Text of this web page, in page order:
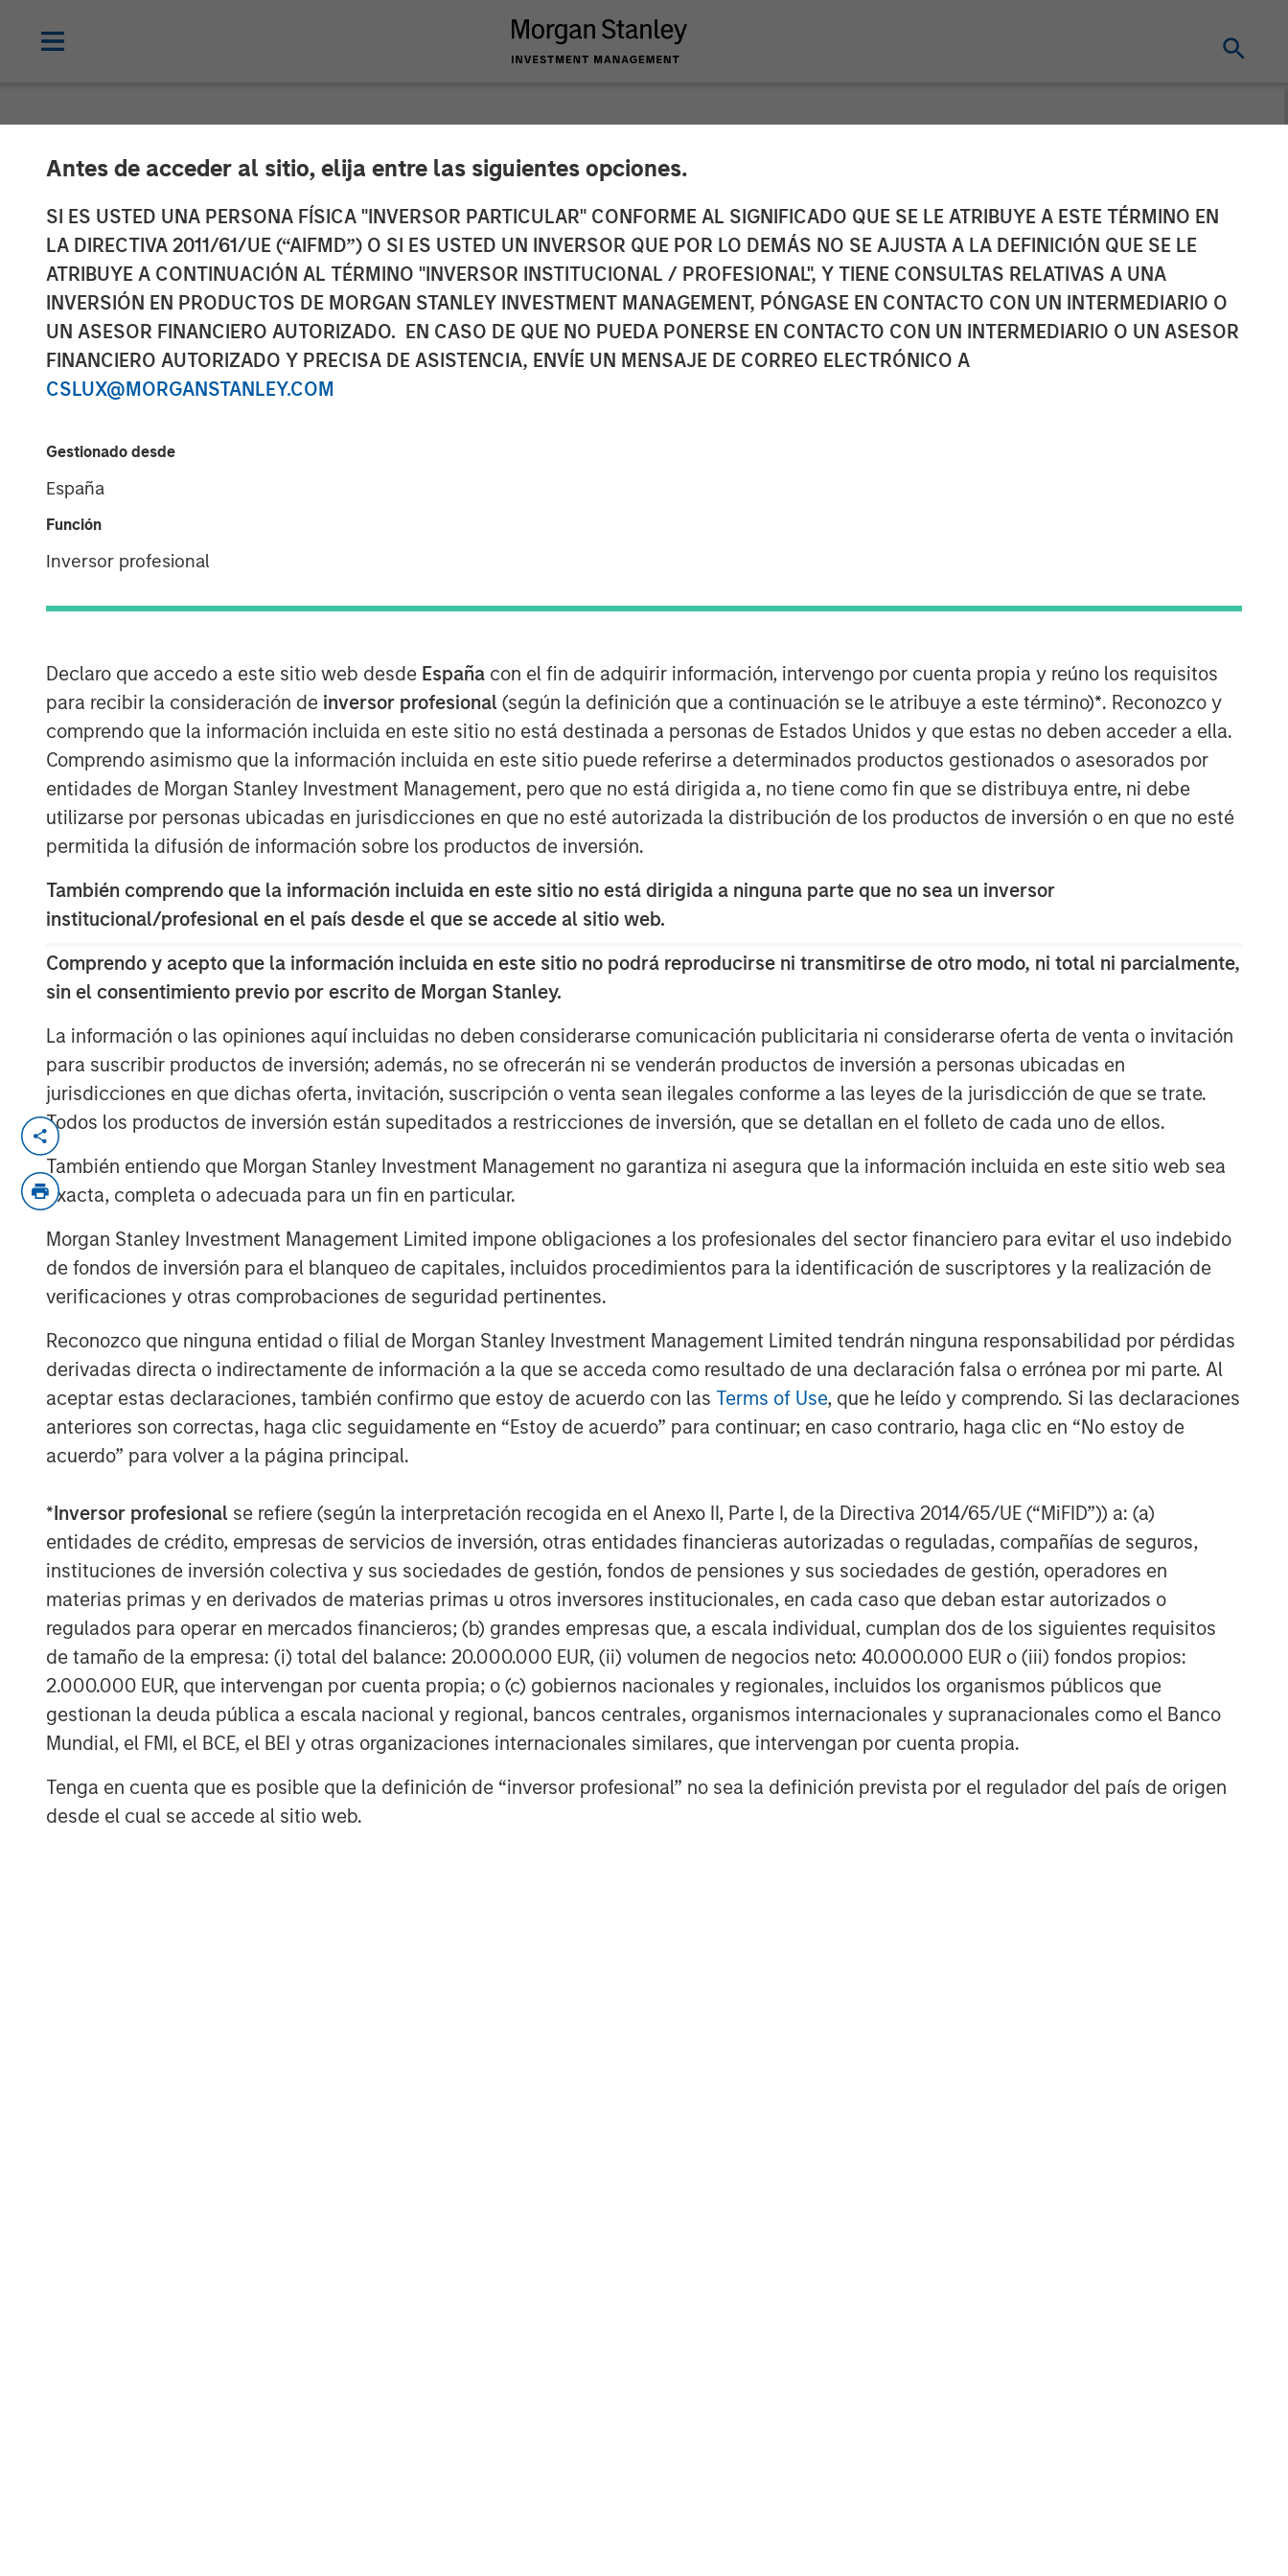
Antes de acceder al sitio, elija entre las siguientes opciones.
SI ES USTED UNA PERSONA FÍSICA "INVERSOR PARTICULAR" CONFORME AL SIGNIFICADO QUE SE LE ATRIBUYE A ESTE TÉRMINO EN
LA DIRECTIVA 2011/61/UE (“AIFMD”) O SI ES USTED UN INVERSOR QUE POR LO DEMÁS NO SE AJUSTA A LA DEFINICIÓN QUE SE LE
ATRIBUYE A CONTINUACIÓN AL TÉRMINO "INVERSOR INSTITUCIONAL / PROFESIONAL", Y TIENE CONSULTAS RELATIVAS A UNA
INVERSIÓN EN PRODUCTOS DE MORGAN STANLEY INVESTMENT MANAGEMENT, PÓNGASE EN CONTACTO CON UN INTERMEDIARIO O
UN ASESOR FINANCIERO AUTORIZADO. EN CASO DE QUE NO PUEDA PONERSE EN CONTACTO CON UN INTERMEDIARIO O UN ASESOR
FINANCIERO AUTORIZADO Y PRECISA DE ASISTENCIA, ENVÍE UN MENSAJE DE CORREO ELECTRÓNICO A
CSLUX@MORGANSTANLEY.COM
Gestionado desde
España
Función
Inversor profesional
Declaro que accedo a este sitio web desde España con el fin de adquirir información, intervengo por cuenta propia y reúno los requisitos
para recibir la consideración de inversor profesional (según la definición que a continuación se le atribuye a este término)*. Reconozco y
comprendo que la información incluida en este sitio no está destinada a personas de Estados Unidos y que estas no deben acceder a ella.
Comprendo asimismo que la información incluida en este sitio puede referirse a determinados productos gestionados o asesorados por
entidades de Morgan Stanley Investment Management, pero que no está dirigida a, no tiene como fin que se distribuya entre, ni debe
utilizarse por personas ubicadas en jurisdicciones en que no esté autorizada la distribución de los productos de inversión o en que no esté
permitida la difusión de información sobre los productos de inversión.
También comprendo que la información incluida en este sitio no está dirigida a ninguna parte que no sea un inversor
institucional/profesional en el país desde el que se accede al sitio web.
Comprendo y acepto que la información incluida en este sitio no podrá reproducirse ni transmitirse de otro modo, ni total ni parcialmente,
sin el consentimiento previo por escrito de Morgan Stanley.
La información o las opiniones aquí incluidas no deben considerarse comunicación publicitaria ni considerarse oferta de venta o invitación
para suscribir productos de inversión; además, no se ofrecerán ni se venderán productos de inversión a personas ubicadas en
jurisdicciones en que dichas oferta, invitación, suscripción o venta sean ilegales conforme a las leyes de la jurisdicción de que se trate.
Todos los productos de inversión están supeditados a restricciones de inversión, que se detallan en el folleto de cada uno de ellos.
También entiendo que Morgan Stanley Investment Management no garantiza ni asegura que la información incluida en este sitio web sea
exacta, completa o adecuada para un fin en particular.
Morgan Stanley Investment Management Limited impone obligaciones a los profesionales del sector financiero para evitar el uso indebido
de fondos de inversión para el blanqueo de capitales, incluidos procedimientos para la identificación de suscriptores y la realización de
verificaciones y otras comprobaciones de seguridad pertinentes.
Reconozco que ninguna entidad o filial de Morgan Stanley Investment Management Limited tendrán ninguna responsabilidad por pérdidas
derivadas directa o indirectamente de información a la que se acceda como resultado de una declaración falsa o errónea por mi parte. Al
aceptar estas declaraciones, también confirmo que estoy de acuerdo con las Terms of Use, que he leído y comprendo. Si las declaraciones
anteriores son correctas, haga clic seguidamente en “Estoy de acuerdo” para continuar; en caso contrario, haga clic en “No estoy de
acuerdo” para volver a la página principal.
*Inversor profesional se refiere (según la interpretación recogida en el Anexo II, Parte I, de la Directiva 2014/65/UE (“MiFID”)) a: (a)
entidades de crédito, empresas de servicios de inversión, otras entidades financieras autorizadas o reguladas, compañías de seguros,
instituciones de inversión colectiva y sus sociedades de gestión, fondos de pensiones y sus sociedades de gestión, operadores en
materias primas y en derivados de materias primas u otros inversores institucionales, en cada caso que deban estar autorizados o
regulados para operar en mercados financieros; (b) grandes empresas que, a escala individual, cumplan dos de los siguientes requisitos
de tamaño de la empresa: (i) total del balance: 20.000.000 EUR, (ii) volumen de negocios neto: 40.000.000 EUR o (iii) fondos propios:
2.000.000 EUR, que intervengan por cuenta propia; o (c) gobiernos nacionales y regionales, incluidos los organismos públicos que
gestionan la deuda pública a escala nacional y regional, bancos centrales, organismos internacionales y supranacionales como el Banco
Mundial, el FMI, el BCE, el BEI y otras organizaciones internacionales similares, que intervengan por cuenta propia.
Tenga en cuenta que es posible que la definición de “inversor profesional” no sea la definición prevista por el regulador del país de origen
desde el cual se accede al sitio web.
Head of Morgan Stanley Investment
Management: Ben Huneke on CNBC Power Lunch
01 OCTUBRE 2025
Benjamin Huneke
Play
Video
One of the great things that the
asset management business has
been able to deliver on over the
past decade is providing more
access to individuals into the private
markets… they are a growing part of
the global economy.
Benjamin Huneke, Head of Morgan Stanley Investment Management,
joined CNBC Power Lunch to discuss key market and investment
especially given the dollar's depreciation, the importance of diversifying
risk while maintaining tax efficiency and how private markets are
becoming a growing part of the global economy, with more access
being provided to individual investors.
The Author
Benjamin Huneke